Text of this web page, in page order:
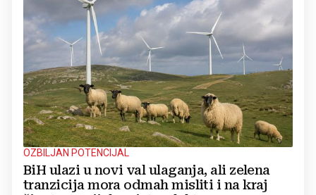
OZBILJAN POTENCIJAL
BiH ulazi u novi val ulaganja, ali zelena
tranzicija mora odmah misliti i na kraj